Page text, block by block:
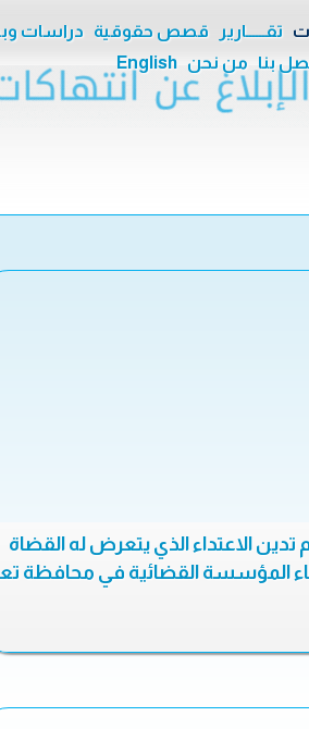
تقــــــارير قصص حقوقية دراسات
بنا من نحن English
تدين الاعتداء الذي يتعرض له القضاة
المؤسسة القضائية في محافظة